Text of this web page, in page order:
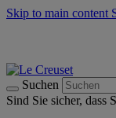
Skip to main content
Suchen
Sind Sie sicher, dass